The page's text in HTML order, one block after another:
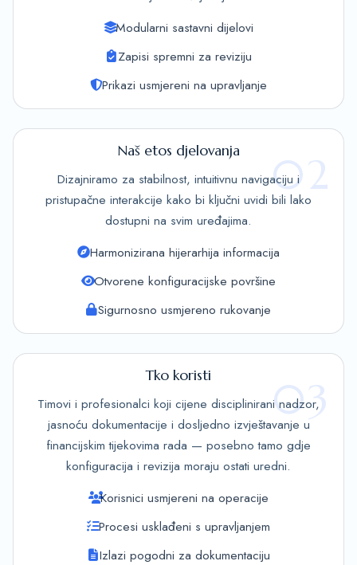
Modularni sastavni dijelovi
Zapisi spremni za reviziju
Prikazi usmjereni na upravljanje
02
Naš etos djelovanja
Dizajniramo za stabilnost, intuitivnu navigaciju i
pristupačne interakcije kako bi ključni uvidi bili lako
dostupni na svim uređajima.
Harmonizirana hijerarhija informacija
Otvorene konfiguracijske površine
Sigurnosno usmjereno rukovanje
03
Tko koristi
Timovi i profesionalci koji cijene disciplinirani nadzor,
jasnoću dokumentacije i dosljedno izvještavanje u
financijskim tijekovima rada — posebno tamo gdje
konfiguracija i revizija moraju ostati uredni.
Korisnici usmjereni na operacije
Procesi usklađeni s upravljanjem
Izlazi pogodni za dokumentaciju